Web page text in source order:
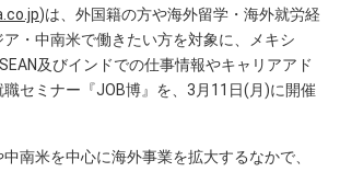
)は、外国籍の方や海外留学・海外就労経
・中南米で働きたい方を対象に、メキシ
及びインドでの仕事情報やキャリアアド
セミナー『JOB博』を、3月11日(月)に開催
南米を中心に海外事業を拡大するなかで、